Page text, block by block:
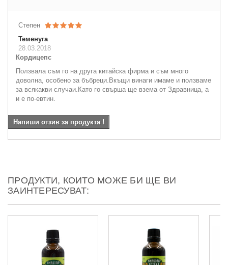
Степен
Теменуга
28.03.2018
Кордицепс
Ползвала съм го на друга китайска фирма и съм много
доволна, особено за бъбреци.Вкъщи винаги имаме и ползваме
за всякакви случаи.Като го свърша ще взема от Здравница, а
и е по-евтин.
Напиши отзив за продукта !
ПРОДУКТИ, КОИТО МОЖЕ БИ ЩЕ ВИ
ЗАИНТЕРЕСУВАТ: